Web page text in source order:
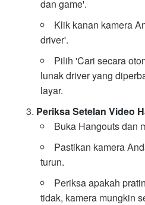
dan game'.
Klik kanan kamera
driver'.
Pilih 'Cari secara
lunak driver yang
layar.
Periksa Setelan Video
Buka Hangouts dan
Pastikan kamera
turun.
Periksa apakah
tidak, kamera mungkin